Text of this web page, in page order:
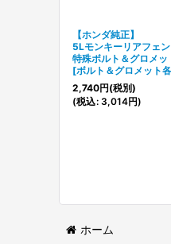
【ホンダ純正】
5Lモンキーリアフェ
特殊ボルト＆グロメッ
[ボルト＆グロメット
2,740円(税別)
(税込: 3,014円)
ホーム